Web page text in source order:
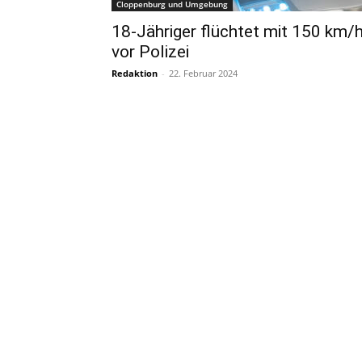
Cloppenburg und Umgebung
18-Jähriger flüchtet mit 150 km/
vor Polizei
Redaktion - 22. Februar 2024